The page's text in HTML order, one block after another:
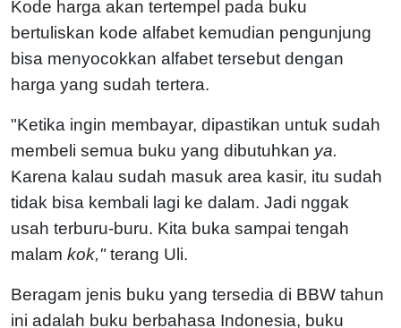
Kode harga akan tertempel pada buku
bertuliskan kode alfabet kemudian pengunjung
bisa menyocokkan alfabet tersebut dengan
harga yang sudah tertera.
"Ketika ingin membayar, dipastikan untuk sudah
membeli semua buku yang dibutuhkan ya.
Karena kalau sudah masuk area kasir, itu sudah
tidak bisa kembali lagi ke dalam. Jadi nggak
usah terburu-buru. Kita buka sampai tengah
malam kok,"terang Uli.
Beragam jenis buku yang tersedia di BBW tahun
ini adalah buku berbahasa Indonesia, buku